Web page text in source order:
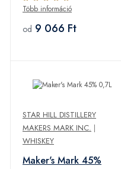
Több információ
od 9 066 Ft
STAR HILL DISTILLERY
MAKERS MARK INC. |
WHISKEY
Maker's Mark 45%